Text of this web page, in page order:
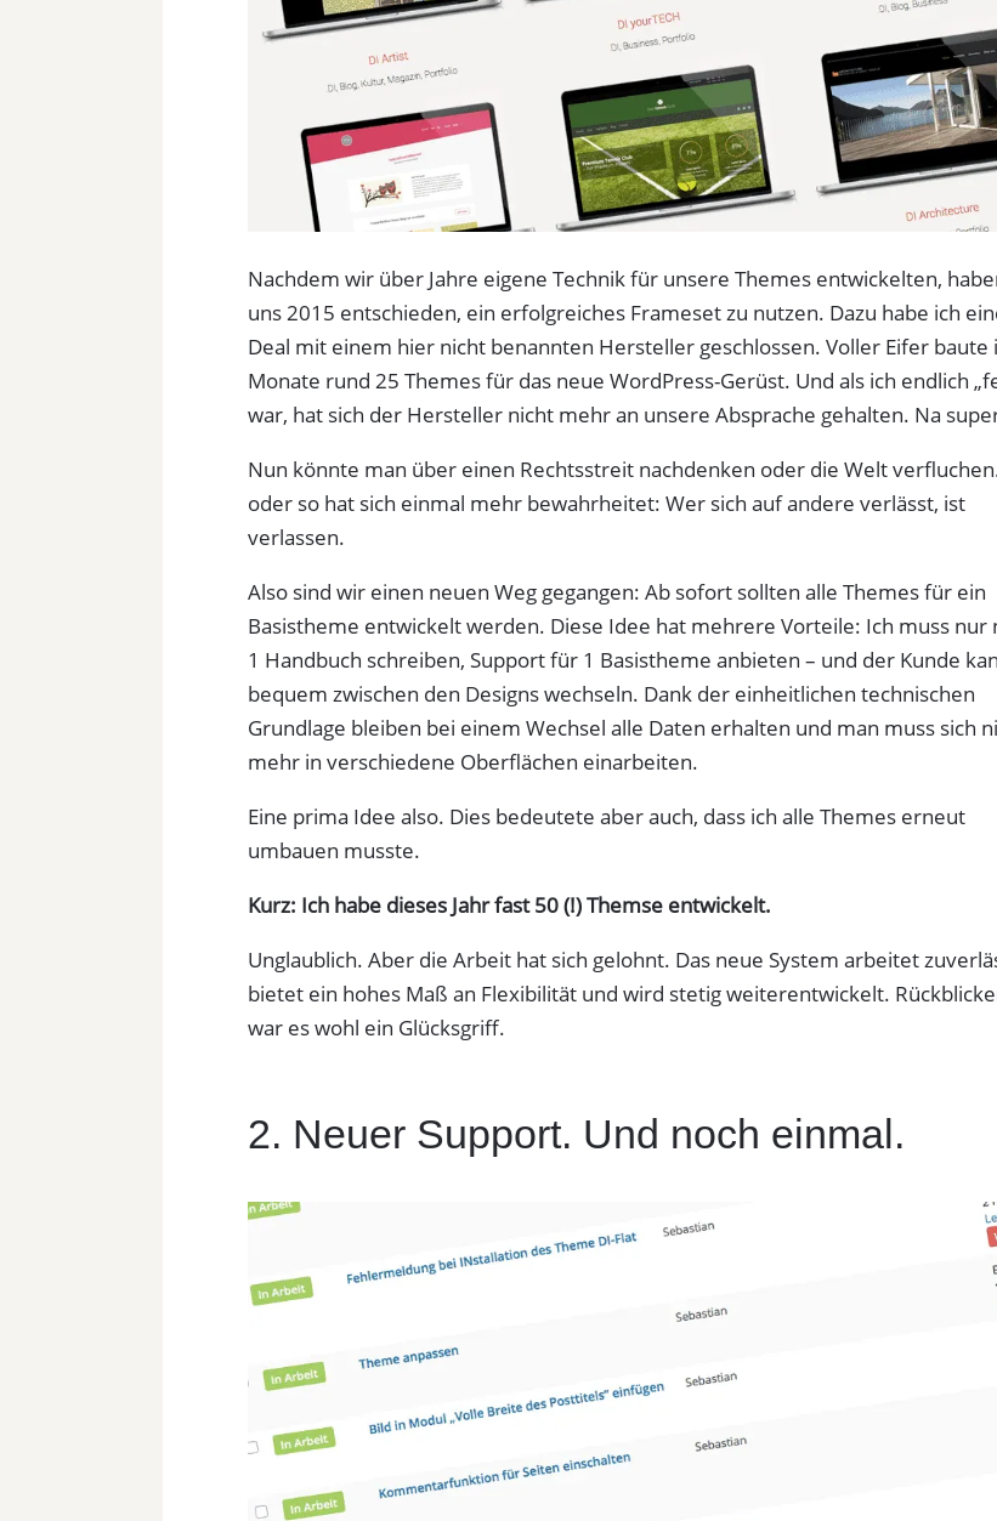
Nachdem wir über Jahre eigene Technik für unsere Themes entwickelten,
uns 2015 entschieden, ein erfolgreiches Frameset zu nutzen. Dazu habe ich
Deal mit einem hier nicht benannten Hersteller geschlossen. Voller Eifer baute
Monate rund 25 Themes für das neue WordPress-Gerüst. Und als ich endlich
war, hat sich der Hersteller nicht mehr an unsere Absprache gehalten. Na
Nun könnte man über einen Rechtsstreit nachdenken oder die Welt
oder so hat sich einmal mehr bewahrheitet: Wer sich auf andere verlässt, ist
verlassen.
Also sind wir einen neuen Weg gegangen: Ab sofort sollten alle Themes für ein
Basistheme entwickelt werden. Diese Idee hat mehrere Vorteile: Ich muss nur
1 Handbuch schreiben, Support für 1 Basistheme anbieten – und der Kunde
bequem zwischen den Designs wechseln. Dank der einheitlichen technischen
Grundlage bleiben bei einem Wechsel alle Daten erhalten und man muss sich
mehr in verschiedene Oberflächen einarbeiten.
Eine prima Idee also. Dies bedeutete aber auch, dass ich alle Themes erneut
umbauen musste.
Kurz: Ich habe dieses Jahr fast 50 (!) Themse entwickelt.
Unglaublich. Aber die Arbeit hat sich gelohnt. Das neue System arbeitet
bietet ein hohes Maß an Flexibilität und wird stetig weiterentwickelt.
war es wohl ein Glücksgriff.
2. Neuer Support. Und noch einmal.